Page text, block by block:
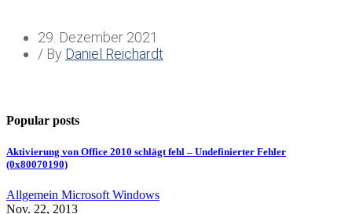
29. Dezember 2021
/ By Daniel Reichardt
Popular posts
Aktivierung von Office 2010 schlägt fehl – Undefinierter Fehler
(0x80070190)
Allgemein Microsoft Windows
Nov. 22, 2013